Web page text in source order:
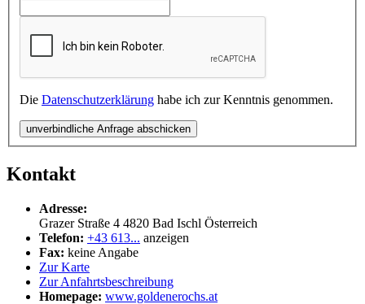
Die Datenschutzerklärung habe ich zur Kenntnis genommen.
unverbindliche Anfrage abschicken
Kontakt
Adresse:
Grazer Straße 4 4820 Bad Ischl Österreich
Telefon: +43 613... anzeigen
Fax: keine Angabe
Zur Karte
Zur Anfahrtsbeschreibung
Homepage: www.goldenerochs.at